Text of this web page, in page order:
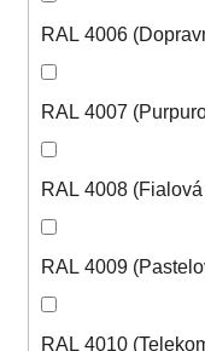
RAL 4006
RAL 4007
RAL 4008
RAL 4009
RAL 4010